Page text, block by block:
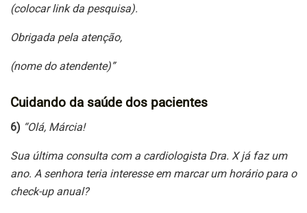
(colocar link da pesquisa).
Obrigada pela atenção,
(nome do atendente)”
Cuidando da saúde dos pacientes
6) “Olá, Márcia!
Sua última consulta com a cardiologista Dra. X já faz um
ano. A senhora teria interesse em marcar um horário para o
check-up anual?